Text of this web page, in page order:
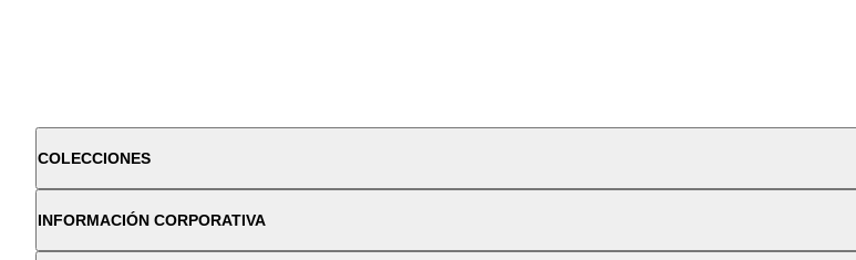
COLECCIONES
INFORMACIÓN CORPORATIVA